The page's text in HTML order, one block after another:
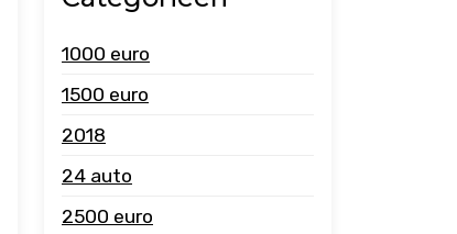
1000 euro
1500 euro
2018
24 auto
2500 euro